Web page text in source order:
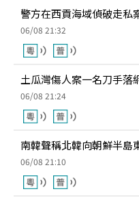
警方在西貢海域偵破走私
06/08 21:32
土瓜灣傷人案一名刀手落
06/08 21:24
南韓聲稱北韓向朝鮮半島
06/08 21:10